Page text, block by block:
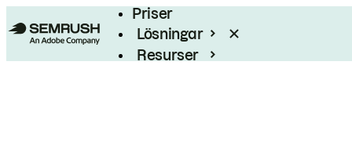
Priser
Lösningar
Resurser